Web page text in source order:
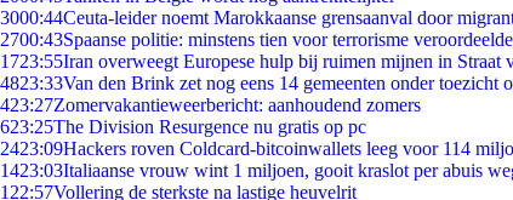
3000:44Ceuta-leider noemt Marokkaanse grensaanval door
2700:43Spaanse politie: minstens tien voor terrorisme
1723:55Iran overweegt Europese hulp bij ruimen mijnen in Straat
4823:33Van den Brink zet nog eens 14 gemeenten onder toezicht
423:27Zomervakantieweerbericht: aanhoudend zomers
623:25The Division Resurgence nu gratis op pc
2423:09Hackers roven Coldcard-bitcoinwallets leeg voor 114
1423:03Italiaanse vrouw wint 1 miljoen, gooit kraslot per abuis
1 22:57Vollering de sterkste na lastige heuvelrit